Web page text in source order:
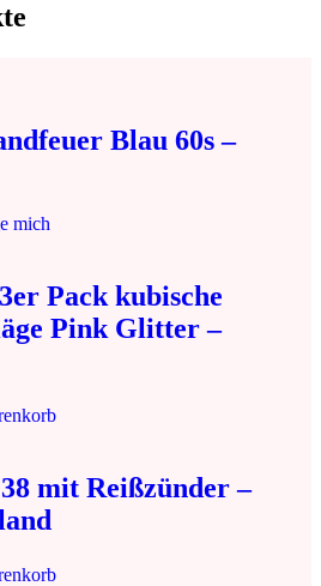
Blau 60s –
mich
Pack kubische
Pink Glitter –
mit Reißzünder –